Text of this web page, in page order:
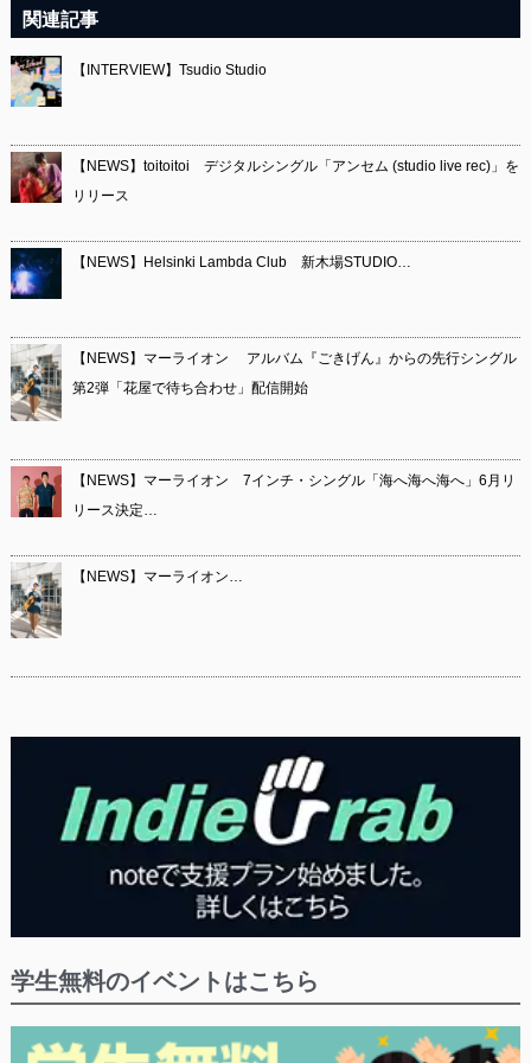
関連記事
【INTERVIEW】Tsudio Studio
【NEWS】toitoitoi デジタルシングル「アンセム (studio live rec)」を
リリース
【NEWS】Helsinki Lambda Club 新木場STUDIO…
【NEWS】マーライオン アルバム『ごきげん』からの先行シングル
第2弾「花屋で待ち合わせ」配信開始
【NEWS】マーライオン 7インチ・シングル「海へ海へ海へ」6月リ
リース決定…
【NEWS】マーライオン…
学生無料のイベントはこちら